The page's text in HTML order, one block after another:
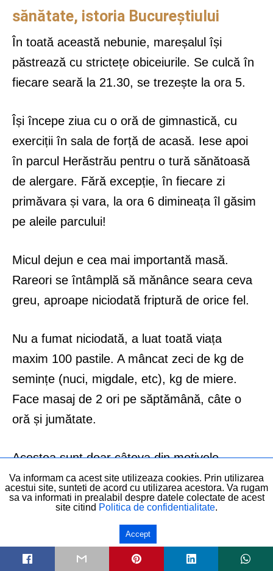
sănătate, istoria Bucureștiului
În toată această nebunie, mareșalul își
păstrează cu strictețe obiceiurile. Se culcă în
fiecare seară la 21.30, se trezește la ora 5.
Își începe ziua cu o oră de gimnastică, cu
exerciții în sala de forță de acasă. Iese apoi
în parcul Herăstrău pentru o tură sănătoasă
de alergare. Fără excepție, în fiecare zi
primăvara și vara, la ora 6 dimineața îl găsim
pe aleile parcului!
Micul dejun e cea mai importantă masă.
Rareori se întâmplă să mănânce seara ceva
greu, aproape niciodată friptură de orice fel.
Nu a fumat niciodată, a luat toată viața
maxim 100 pastile. A mâncat zeci de kg de
semințe (nuci, migdale, etc), kg de miere.
Face masaj de 2 ori pe săptămână, câte o
oră și jumătate.
Acestea sunt doar câteva din motivele
vivacității sale.
Va informam ca acest site utilizeaza cookies. Prin utilizarea
acestui site, sunteti de acord cu utilizarea acestora. Va rugam
sa va informati in prealabil despre datele colectate de acest
site citind Politica de confidentialitate.
Accept